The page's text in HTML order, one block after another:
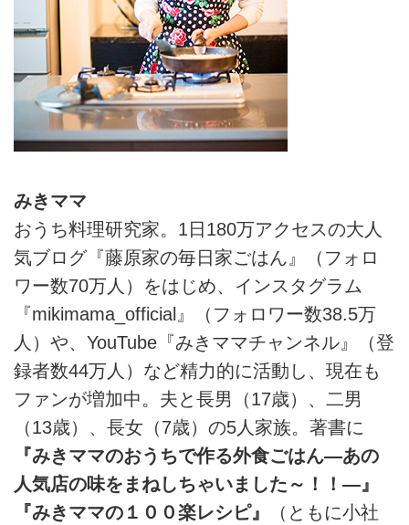
みきママ
おうち料理研究家。1日180万アクセスの大人
気ブログ『藤原家の毎日家ごはん』（フォロ
ワー数70万人）をはじめ、インスタグラム
『mikimama_official』（フォロワー数38.5万
人）や、YouTube『みきママチャンネル』（登
録者数44万人）など精力的に活動し、現在も
ファンが増加中。夫と長男（17歳）、二男
（13歳）、長女（7歳）の5人家族。著書に
『みきママのおうちで作る外食ごはん—あの
人気店の味をまねしちゃいました～！！—』
『みきママの１００楽レシピ』
（ともに小社